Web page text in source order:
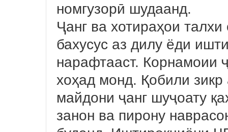
номгузорӣ шудаанд.
Ҷанг ва хотираҳои
бахусус аз дилу ёди
нарафтааст. Корнамоии
хоҳад монд. Қобили зикр
майдони ҷанг шуҷоату
занон ва пирону